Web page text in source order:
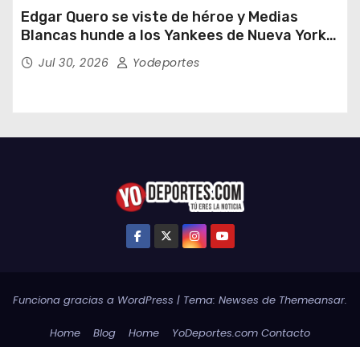
Edgar Quero se viste de héroe y Medias
Blancas hunde a los Yankees de Nueva York
en doce entradas
Jul 30, 2026 Yodeportes
Funciona gracias a WordPress | Tema: Newses de Themeansar.
Home Blog Home YoDeportes.com Contacto